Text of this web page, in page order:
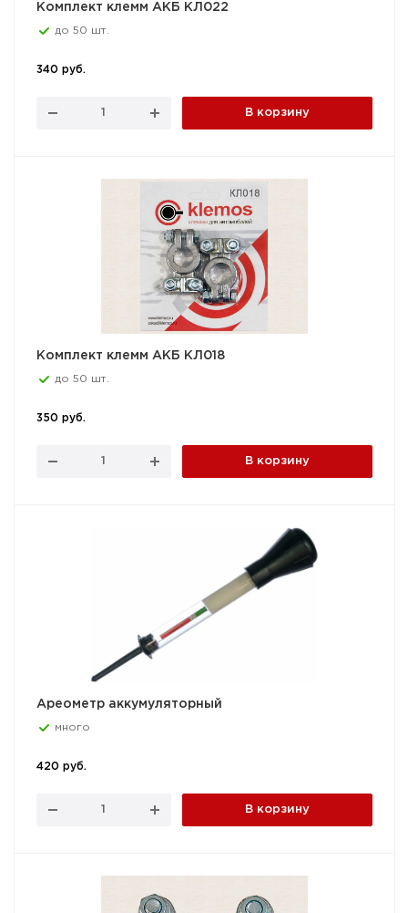
Комплект клемм АКБ КЛ022
до 50 шт.
340 руб.
В корзину
Комплект клемм АКБ КЛ018
до 50 шт.
350 руб.
В корзину
Ареометр аккумуляторный
много
420 руб.
В корзину